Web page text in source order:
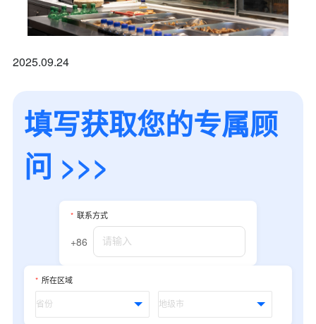
2025.09.24
填写获取您的专属顾
问 >>>
* 联系方式
+86
* 所在区域